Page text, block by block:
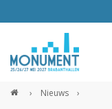
› Nieuws
›